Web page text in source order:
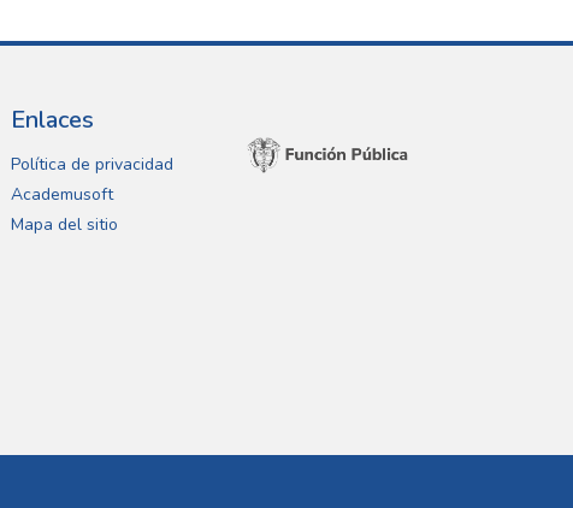
Enlaces
Política de privacidad
Academusoft
Mapa del sitio